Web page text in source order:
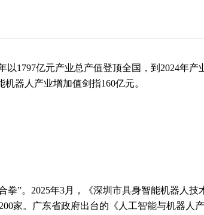
以1797亿元产业总产值登顶全国，到2024年
器人产业增加值剑指160亿元。
”。2025年3月，《深圳市具身智能机器人
家。广东省政府出台的《人工智能与机器